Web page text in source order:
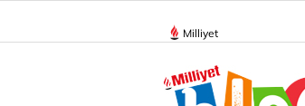
Milliyet